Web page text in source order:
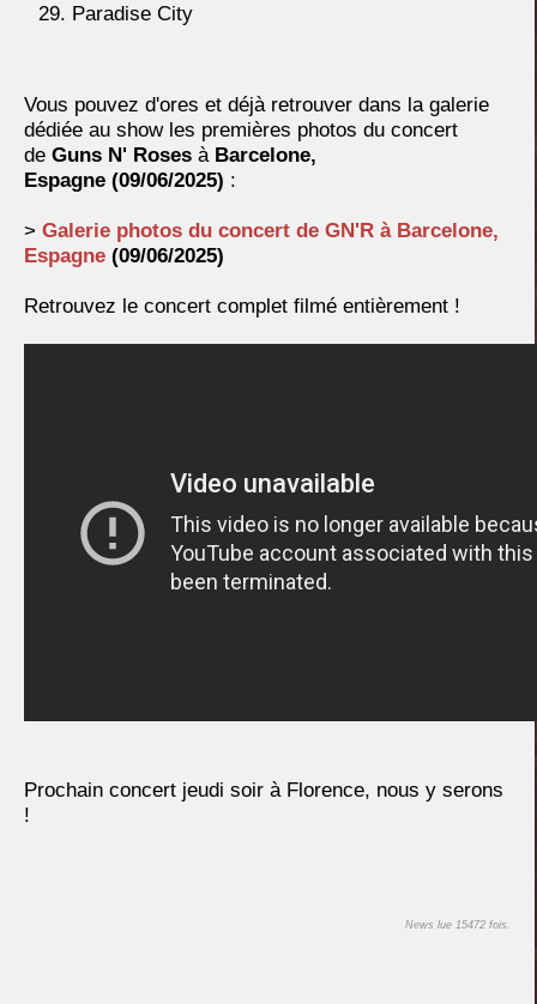
Paradise City
Vous pouvez d'ores et déjà retrouver dans la galerie
dédiée au show les premières photos du concert
de Guns N' Roses à Barcelone,
Espagne (09/06/2025) :
> Galerie photos du concert de GN'R à Barcelone,
Espagne (09/06/2025)
Retrouvez le concert complet filmé entièrement !
Prochain concert jeudi soir à Florence, nous y serons
!
News lue 15472 fois.